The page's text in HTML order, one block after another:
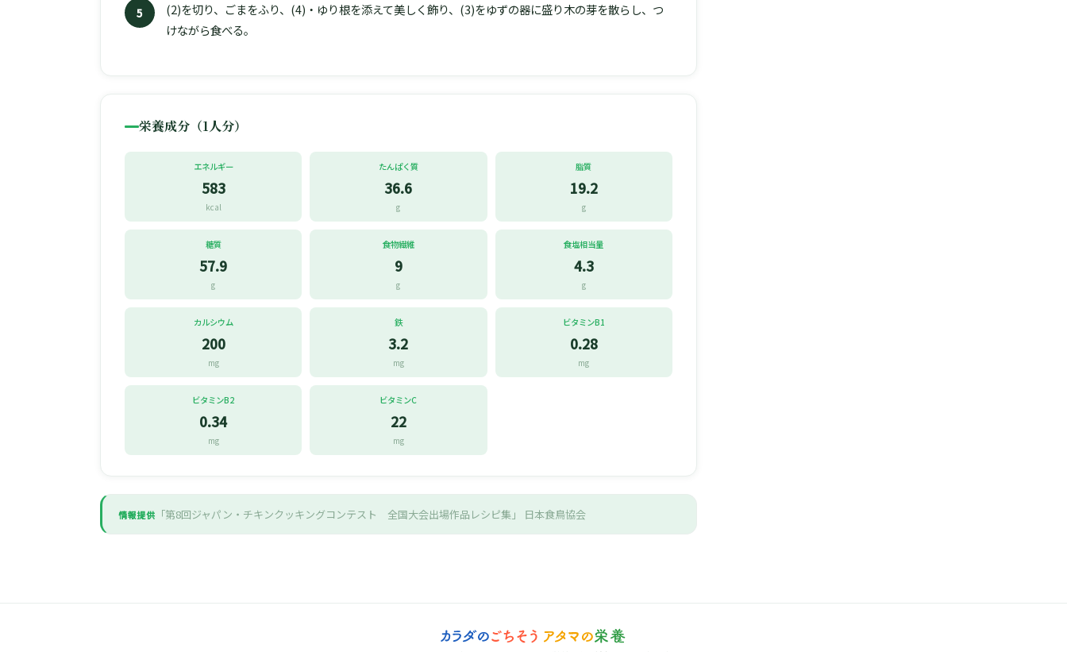
5
(2)を切り、ごまをふり、(4)・ゆり根を添えて美しく飾り、(3)をゆずの器に盛り木の芽を散らし、つ
けながら食べる。
栄養成分（1人分）
エネルギー
583
kcal
たんぱく質
36.6
g
脂質
19.2
g
糖質
57.9
g
食物繊維
9
g
食塩相当量
4.3
g
カルシウム
200
mg
鉄
3.2
mg
ビタミンB1
0.28
mg
ビタミンB2
0.34
mg
ビタミンC
22
mg
情報提供 「第8回ジャパン・チキンクッキングコンテスト 全国大会出場作品レシピ集」 日本食鳥協会